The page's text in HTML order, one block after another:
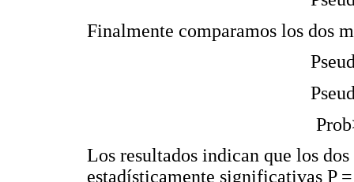
Finalmente comparamos los dos
Los resultados indican que los
estadísticamente significativas P